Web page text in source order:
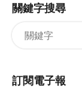
關鍵字搜尋
訂閱電子報